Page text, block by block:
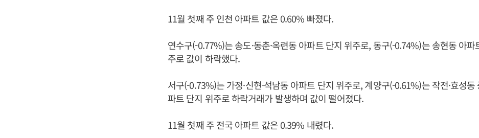
11월 첫째 주 인천 아파트 값은 0.60% 빠졌다.
연수구(-0.77%)는 송도·동춘·옥련동 아파트 단지 위주로, 동구(-0.74%)는 송현동 아파
주로 값이 하락했다.
서구(-0.73%)는 가정·신현·석남동 아파트 단지 위주로, 계양구(-0.61%)는 작전·효성동
파트 단지 위주로 하락거래가 발생하며 값이 떨어졌다.
11월 첫째 주 전국 아파트 값은 0.39% 내렸다.